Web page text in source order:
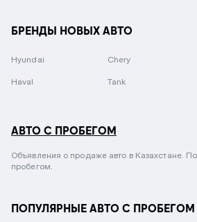
БРЕНДЫ НОВЫХ АВТО
Hyundai Chery
Haval Tank
АВТО С ПРОБЕГОМ
Объявления о продаже авто в Казахстане.
пробегом.
ПОПУЛЯРНЫЕ АВТО С ПРОБЕГОМ